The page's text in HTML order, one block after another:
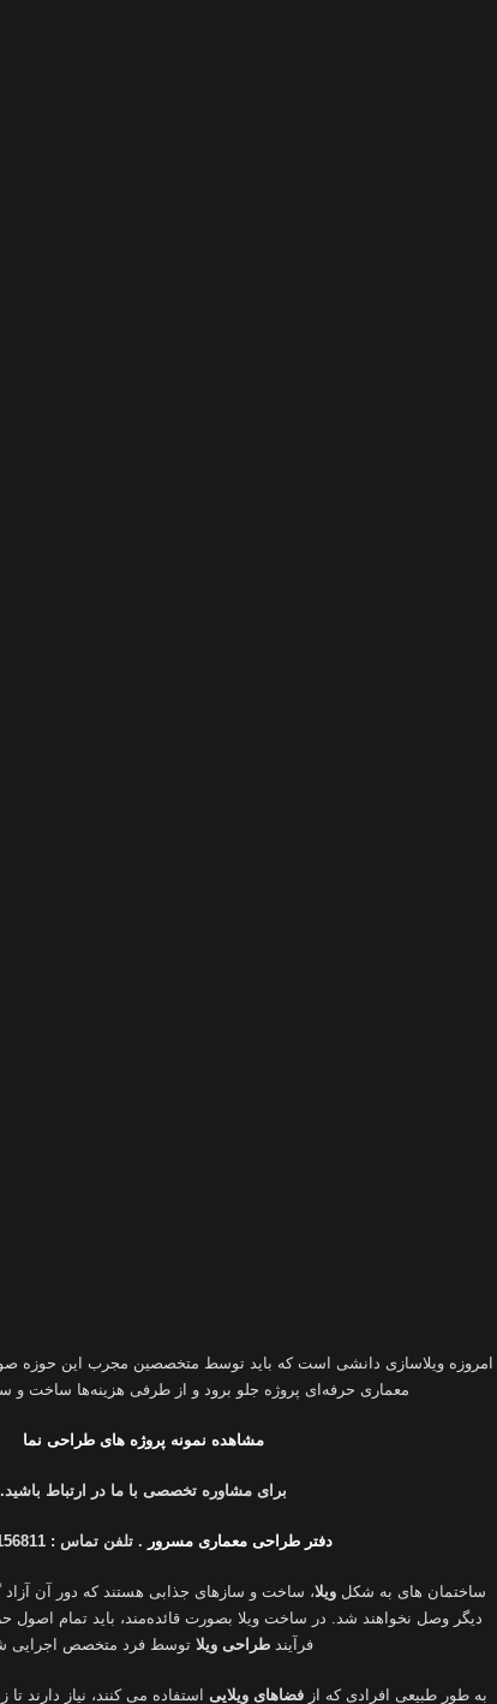
امروزه ویلاسازی دانشی است که باید توسط متخصصین مجرب این حوزه
معماری حرفه‌ای پروژه جلو برود و از طرفی هزینه‌ها ساخت و
مشاهده نمونه پروژه های طراحی نما
برای مشاوره تخصصی با ما در ارتباط باشید.
دفتر طراحی معماری مسرور . تلفن تماس : 09981156811
ساختمان های به شکلویلا، ساخت و سازهای جذابی هستند که دور آن
دیگر وصل نخواهند شد. در ساخت ویلا بصورت قائده‌مند، باید تمام
فرآیندطراحی ویلا توسط فرد متخصص اجرایی
به طور طبیعی افرادی که از فضاهای ویلایی استفاده می کنند، نیاز دارند